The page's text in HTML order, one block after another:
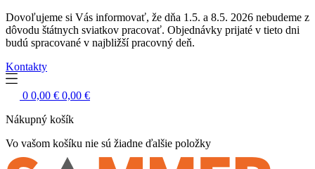
Dovoľujeme si Vás informovať, že dňa 1.5. a 8.5. 2026 nebudeme z
dôvodu štátnych sviatkov pracovať. Objednávky prijaté v tieto dni
budú spracované v najbližší pracovný deň.
Kontakty
0 0,00 € 0,00 €
Nákupný košík
Vo vašom košíku nie sú žiadne ďalšie položky